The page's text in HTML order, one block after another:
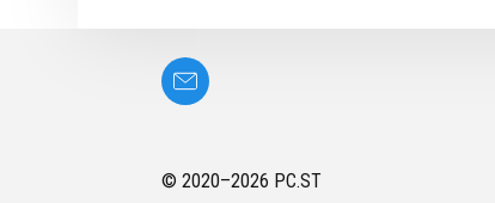
© 2020–2026 PC.ST